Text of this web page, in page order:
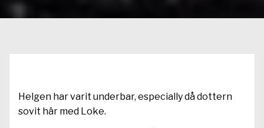
Helgen har varit underbar, especially då dottern
sovit här med Loke.